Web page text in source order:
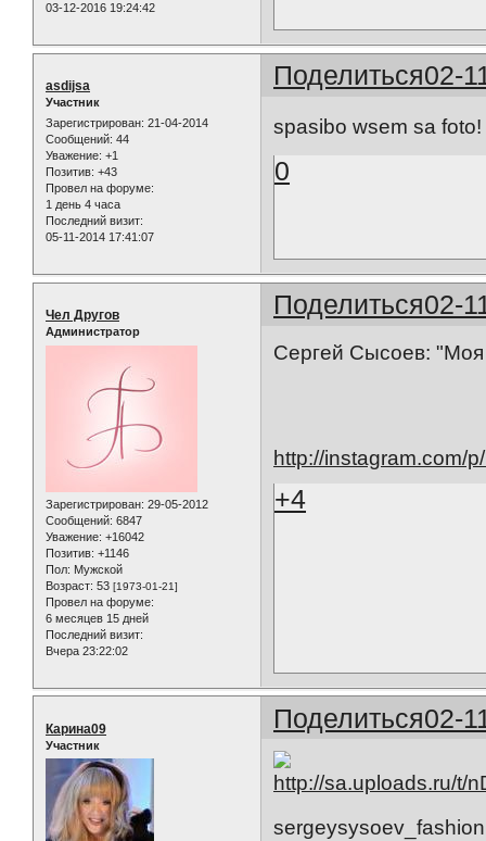
03-12-2016 19:24:42
Поделиться02-
asdijsa
Участник
Зарегистрирован: 21-04-2014
Сообщений: 44
Уважение: +1
Позитив: +43
Провел на форуме:
1 день 4 часа
Последний визит:
05-11-2014 17:41:07
spasibo wsem sa foto!
0
Поделиться02-
Чел Другов
Администратор
Зарегистрирован: 29-05-2012
Сообщений: 6847
Уважение: +16042
Позитив: +1146
Пол: Мужской
Возраст: 53 [1973-01-21]
Провел на форуме:
6 месяцев 15 дней
Последний визит:
Вчера 23:22:02
Сергей Сысоев: "Моя
http://instagram.com/
+4
Поделиться02-
Карина09
Участник